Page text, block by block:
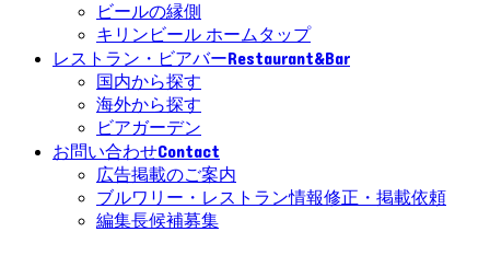
ビールの縁側
キリンビール ホームタップ
レストラン・ビアバーRestaurant&Bar
国内から探す
海外から探す
ビアガーデン
お問い合わせContact
広告掲載のご案内
ブルワリー・レストラン情報修正・掲載依頼
編集長候補募集